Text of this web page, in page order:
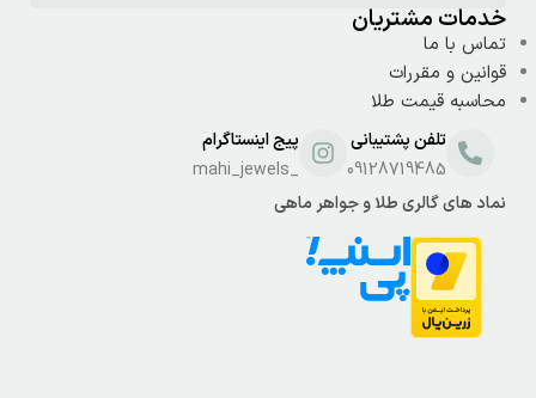
خدمات مشتریان
تماس با ما
قوانین و مقررات
محاسبه قیمت طلا
تلفن پشتیبانی
09128719485
پیج اینستاگرام
_mahi_jewels
نماد های گالری طلا و جواهر ماهی